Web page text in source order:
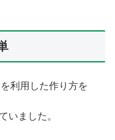
利用した作り方を
いました。